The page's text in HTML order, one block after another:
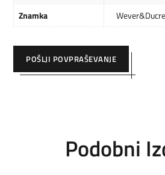
Znamka
Wever&Ducre
POŠLJI POVPRAŠEVANJE
Podobni